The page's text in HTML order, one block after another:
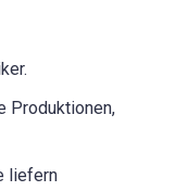
Produktionen,
liefern